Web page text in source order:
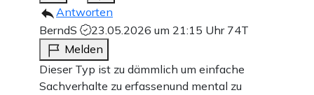
Antworten
BerndS
23.05.2026 um 21:15 Uhr 74T
Melden
Dieser Typ ist zu dämmlich um einfache
Sachverhalte zu erfassenund mental zu